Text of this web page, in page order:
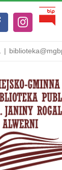
Instagram
|